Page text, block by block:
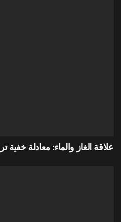
علاقة الغاز والماء: معادلة خفية